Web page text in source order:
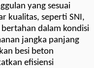
yang sesuai
kualitas, seperti SNI,
dalam kondisi
jangka panjang
besi beton
efisiensi